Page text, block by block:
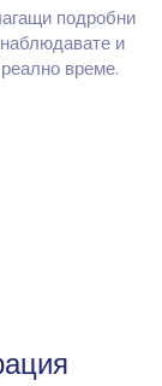
подробни
и
време.